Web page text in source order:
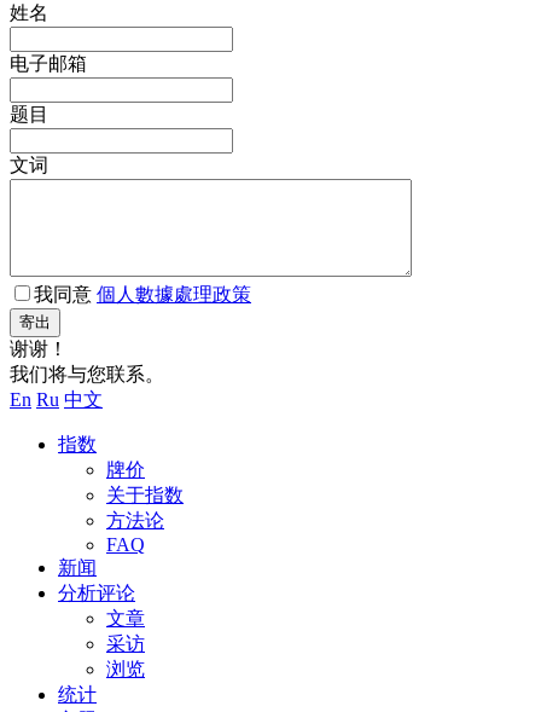
姓名
电子邮箱
题目
文词
我同意 個人數據處理政策
寄出
谢谢！
我们将与您联系。
En Ru 中文
指数
牌价
关于指数
方法论
FAQ
新闻
分析评论
文章
采访
浏览
统计